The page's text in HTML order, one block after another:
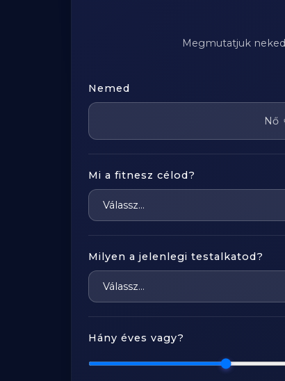
Megmutatjuk
Nemed
Nő
Mi a fitnesz célod?
Milyen a jelenlegi testalkatod?
Hány éves vagy?